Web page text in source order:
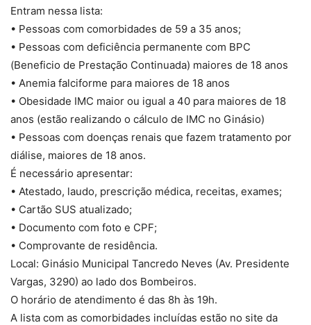
Entram nessa lista:
• Pessoas com comorbidades de 59 a 35 anos;
• Pessoas com deficiência permanente com BPC
(Beneficio de Prestação Continuada) maiores de 18 anos
• Anemia falciforme para maiores de 18 anos
• Obesidade IMC maior ou igual a 40 para maiores de 18
anos (estão realizando o cálculo de IMC no Ginásio)
• Pessoas com doenças renais que fazem tratamento por
diálise, maiores de 18 anos.
É necessário apresentar:
• Atestado, laudo, prescrição médica, receitas, exames;
• Cartão SUS atualizado;
• Documento com foto e CPF;
• Comprovante de residência.
Local: Ginásio Municipal Tancredo Neves (Av. Presidente
Vargas, 3290) ao lado dos Bombeiros.
O horário de atendimento é das 8h às 19h.
A lista com as comorbidades incluídas estão no site da